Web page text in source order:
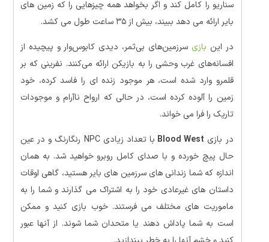
سناریو را کامل کند و اگر بخواهد همه چیزهایی را که زمین های
بایر ارائه می دهد ببیند، بیش از ۳۵ ساعت طول می کشد.
در این بازی سرزمین‌های بی‌ثمر، دیدی کابوس‌وار و پیچیده از
افسانه‌های غرب وحشی را به بازیکن ارائه می‌کنند. نفرینی که بر
قلمرو وارد شده است، هر موجود زنده ای را فاسد کرده، خود
زمین را آلوده کرده است، در حالی که ارواح ناآرام و موجودات
تاریک را فرا می خواند.
در بازی Blood West
با تعداد زیادی NPC رنگارنگ و در عین
حال پیچ خورده و با صدای کامل روبرو خواهید شد. به همان
اندازه که شما زندانی های سرزمین های بایر هستید، گاهی اوقات
داستان های غیرعادی خود را به اشتراک می گذارند و شما را به
ماموریت های مختلف می فرستند. خوب بازی کنید و ممکن
است به شما پاداش دهند یا متحدان شما شوند. از آنها عبور